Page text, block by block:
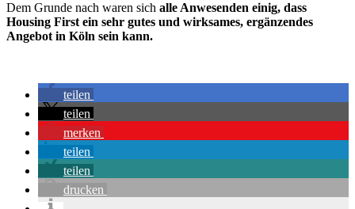
Dem Grunde nach waren sich alle Anwesenden einig, dass
Housing First ein sehr gutes und wirksames, ergänzendes
Angebot in Köln sein kann.
teilen
teilen
merken
teilen
teilen
drucken